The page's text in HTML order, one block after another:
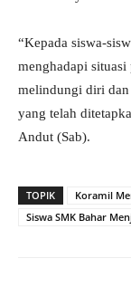
“Kepada siswa-
menghadapi
melindungi diri dan
yang telah
Andut (Sab).
TOPIK Koramil
Siswa SMK Bahar